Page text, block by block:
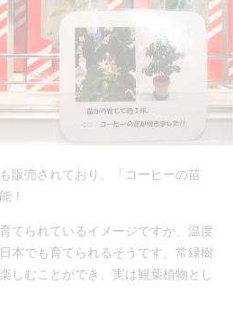
販売されており、「コーヒーの苗
！
てられているイメージですが、温度
本でも育てられるそうです。常緑樹
しむことができ、実は観葉植物とし